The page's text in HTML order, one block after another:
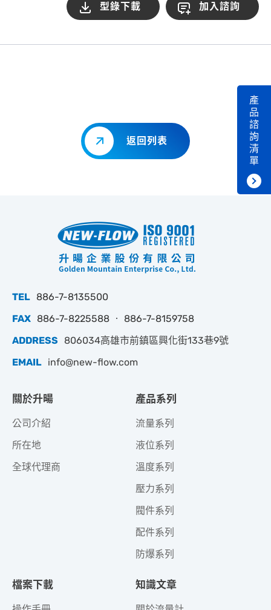
型錄下載 加入諮詢
返回列表
產
品
諮
詢
清
單
TEL 886-7-8135500
FAX 886-7-8225588 ‧ 886-7-8159758
ADDRESS
806034高雄市前鎮區興化街133巷9號
EMAIL info@new-flow.com
關於升暘
公司介紹
所在地
全球代理商
產品系列
流量系列
液位系列
溫度系列
壓力系列
閥件系列
配件系列
防爆系列
檔案下載 知識文章